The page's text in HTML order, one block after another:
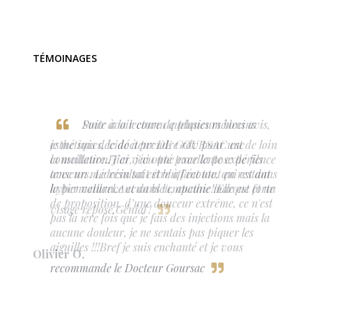
TÉMOINAGES
Pour avoir connu quelques médecins
esthétiques, le docteur DE GOURSAC est de loin
la meilleure.Hier, j'ai opté pour la pose de fils
tenseurs. Le résultat est bluffant tout en restant
hyper naturel.Aucun bleu, aucune marque et un
visage reposé.Génial !
Olivier O,